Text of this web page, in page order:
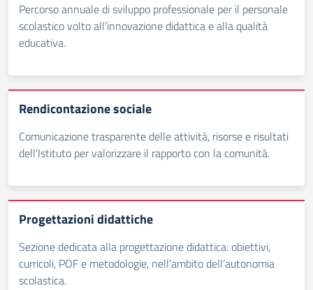
Percorso annuale di sviluppo professionale per il personale
scolastico volto all’innovazione didattica e alla qualità
educativa.
Rendicontazione sociale
Comunicazione trasparente delle attività, risorse e risultati
dell’Istituto per valorizzare il rapporto con la comunità.
Progettazioni didattiche
Sezione dedicata alla progettazione didattica: obiettivi,
curricoli, POF e metodologie, nell’ambito dell’autonomia
scolastica.